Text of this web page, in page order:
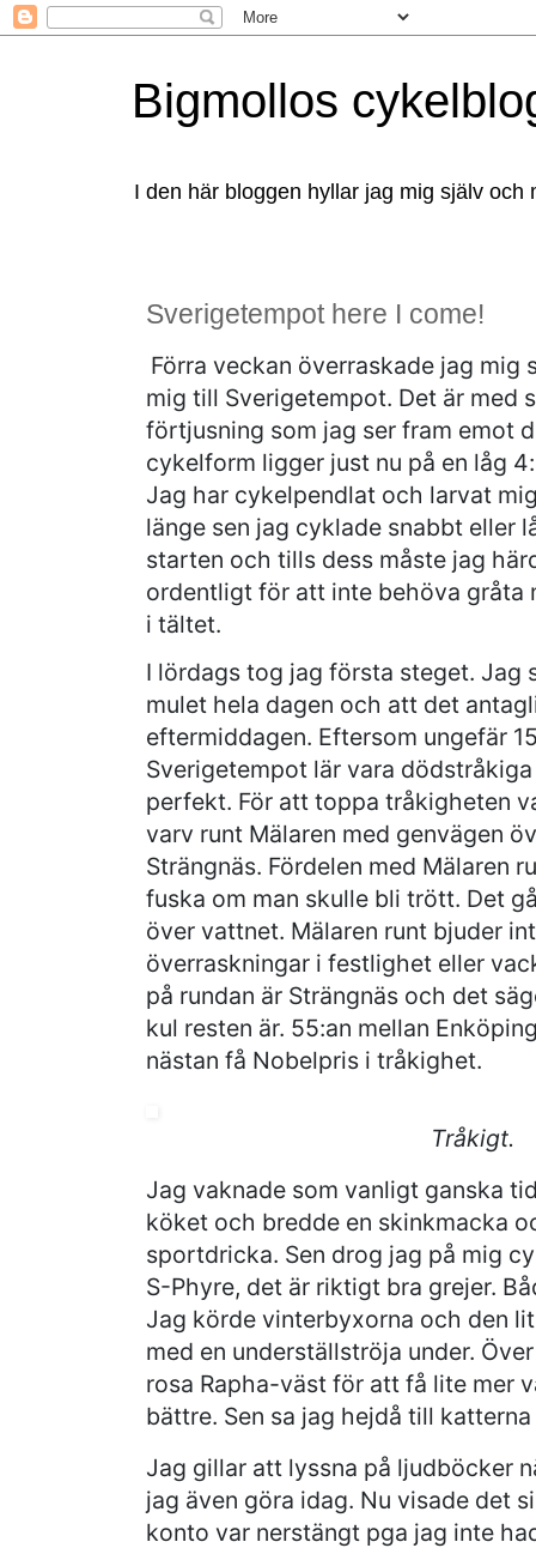
Bigmollos
I den här bloggen hyllar jag mig själv
Sverigetempot here I come!
Förra veckan överraskade jag mig
mig till Sverigetempot. Det är med
förtjusning som jag ser fram emot
cykelform ligger just nu på en låg
Jag har cykelpendlat och larvat
länge sen jag cyklade snabbt eller
starten och tills dess måste jag
ordentligt för att inte behöva gråta
i tältet.
I lördags tog jag första steget. Jag
mulet hela dagen och att det
eftermiddagen. Eftersom ungefär
Sverigetempot lär vara
perfekt. För att toppa tråkigheten
varv runt Mälaren med genvägen
Strängnäs. Fördelen med Mälaren
fuska om man skulle bli trött. Det
över vattnet. Mälaren runt bjuder
överraskningar i festlighet eller
på rundan är Strängnäs och det
kul resten är. 55:an mellan
nästan få Nobelpris i tråkighet.
Tråkigt.
Jag vaknade som vanligt ganska
köket och bredde en skinkmacka
sportdricka. Sen drog jag på mig
S-Phyre, det är riktigt bra grejer.
Jag körde vinterbyxorna och den
med en underställströja under.
rosa Rapha-väst för att få lite mer
bättre. Sen sa jag hejdå till
Jag gillar att lyssna på ljudböcker
jag även göra idag. Nu visade det
konto var nerstängt pga jag inte